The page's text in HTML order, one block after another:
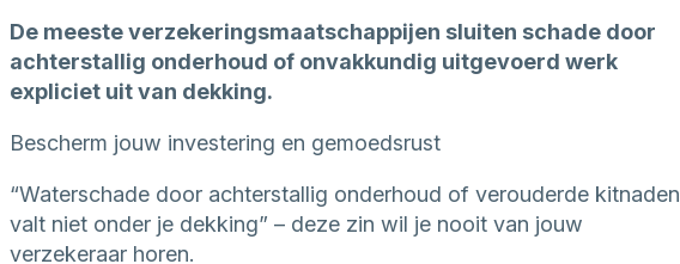
De meeste verzekeringsmaatschappijen sluiten schade door
achterstallig onderhoud of onvakkundig uitgevoerd werk
expliciet uit van dekking.
Bescherm jouw investering en gemoedsrust
“Waterschade door achterstallig onderhoud of verouderde kitnaden
valt niet onder je dekking” – deze zin wil je nooit van jouw
verzekeraar horen.